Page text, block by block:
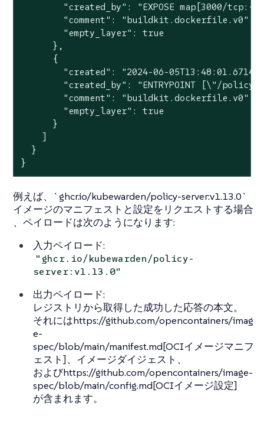
"created_by": "EXPOSE map[3000/
        "comment": "buildkit.dockerfile.v0",
        "empty_layer": true
      },
      {
"created": "2024-06-
"created_by": "ENTRYPOINT [\"/policy-
        "comment": "buildkit.dockerfile.v0",
        "empty_layer": true
      }
    ]
  }
}
例えば、`ghcr.io/kubewarden/policy-server:v1.13.0`
イメージのマニフェストと設定をリクエストする場合
、ペイロードは次のようになります:
入力ペイロード:
"ghcr.io/kubewarden/policy-
server:v1.13.0"
出力ペイロード:
レジストリから取得した成功した応答の本文。
それにはhttps://github.com/opencontainers/imag
e-
spec/blob/main/manifest.md[OCIイメージマニフ
ェスト]、イメージダイジェスト、
およびhttps://github.com/opencontainers/image-
spec/blob/main/config.md[OCIイメージ設定]
が含まれます。